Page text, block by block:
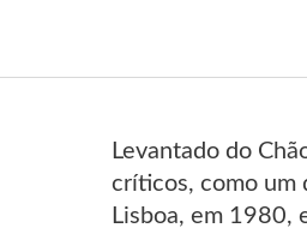
Levantado do
críticos, como um
Lisboa, em 1980,